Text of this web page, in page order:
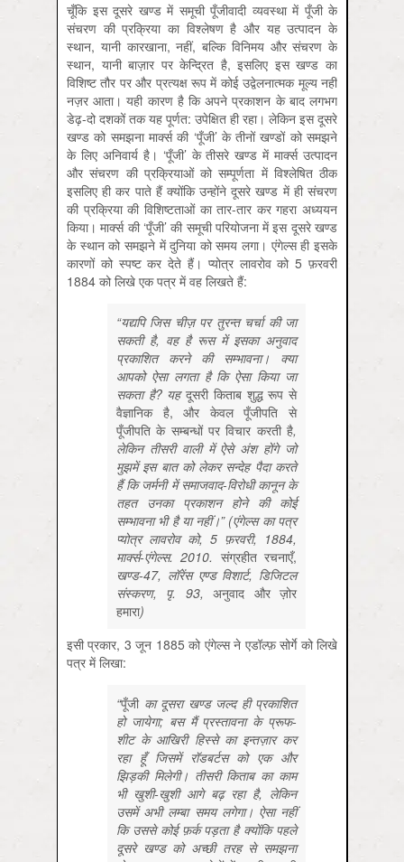
चूँकि इस दूसरे खण्ड में समूची पूँजीवादी व्यवस्था में पूँजी के
संचरण की प्रक्रिया का विश्लेषण है और यह उत्पादन के
स्थान, यानी कारखाना, नहीं, बल्कि विनिमय और संचरण के
स्थान, यानी बाज़ार पर केन्द्रित है, इसलिए इस खण्ड का
विशिष्ट तौर पर और प्रत्यक्ष रूप में कोई उद्वेलनात्मक मूल्य नहीं
नज़र आता। यही कारण है कि अपने प्रकाशन के बाद लगभग
डेढ़-दो दशकों तक यह पूर्णत: उपेक्षित ही रहा। लेकिन इस दूसरे
खण्ड को समझना मार्क्स की ‘पूँजी’ के तीनों खण्डों को समझने
के लिए अनिवार्य है। ‘पूँजी’ के तीसरे खण्ड में मार्क्स उत्पादन
और संचरण की प्रक्रियाओं को सम्पूर्णता में विश्लेषित ठीक
इसलिए ही कर पाते हैं क्योंकि उन्होंने दूसरे खण्ड में ही संचरण
की प्रक्रिया की विशिष्टताओं का तार-तार कर गहरा अध्ययन
किया। मार्क्स की ‘पूँजी’ की समूची परियोजना में इस दूसरे खण्ड
के स्थान को समझने में दुनिया को समय लगा। एंगेल्स ही इसके
कारणों को स्पष्ट कर देते हैं। प्योत्र लावरोव को 5 फ़रवरी
1884 को लिखे एक पत्र में वह लिखते हैं:
“यद्यपि जिस चीज़ पर तुरन्त चर्चा की जा
सकती है, वह है रूस में इसका अनुवाद
प्रकाशित करने की सम्भावना। क्या
आपको ऐसा लगता है कि ऐसा किया जा
सकता है? यहदूसरी किताब शुद्धरूपसे
वैज्ञानिक है,और केवलपूँजीपतिसे
पूँजीपतिके सम्बन्धोंपरविचार करतीहै,
लेकिन तीसरी वाली में ऐसे अंश होंगे जो
मुझमें इस बात को लेकर सन्देह पैदा करते
हैं कि जर्मनी में समाजवाद-विरोधी कानून के
तहत उनका प्रकाशन होने की कोई
सम्भावना भी है या नहीं।” (एंगेल्स का पत्र
प्योत्र लावरोव को, 5 फ़रवरी, 1884,
मार्क्स-एंगेल्स. 2010. संग्रहीतरचनाएँ,
खण्ड-47, लॉरेंस एण्ड विशार्ट, डिजिटल
संस्करण, पृ. 93,अनुवाद औरज़ोर
हमारा)
इसी प्रकार, 3 जून 1885 को एंगेल्स ने एडॉल्फ़ सोर्गे को लिखे
पत्र में लिखा:
“पूँजी का दूसरा खण्ड जल्द ही प्रकाशित
हो जायेगा; बस मैं प्रस्तावना के प्रूफ-
शीट के आखिरी हिस्से का इन्तज़ार कर
रहा हूँ जिसमें रॉडबर्टस को एक और
झिड़की मिलेगी। तीसरी किताब का काम
भी खुशी-खुशी आगे बढ़ रहा है, लेकिन
उसमें अभी लम्बा समय लगेगा। ऐसा नहीं
कि उससे कोई फ़र्क पड़ता है क्योंकि पहले
दूसरे खण्ड को अच्छी तरह से समझना